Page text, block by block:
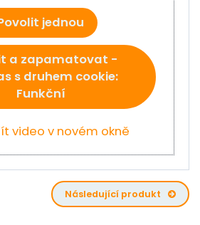
jednou
a zapamatovat -
s druhem cookie:
Funkční
video v novém okně
Následující produkt